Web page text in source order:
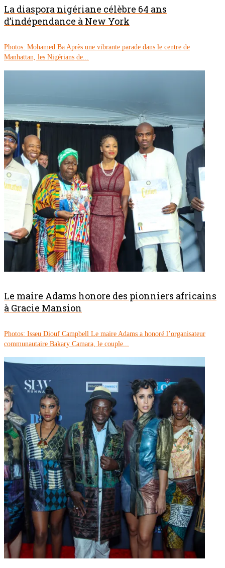
La diaspora nigériane célèbre 64 ans
d’indépendance à New York
Photos: Mohamed Ba Après une vibrante parade dans le centre de
Manhattan, les Nigérians de...
Le maire Adams honore des pionniers africains
à Gracie Mansion
Photos: Isseu Diouf Campbell Le maire Adams a honoré l’organisateur
communautaire Bakary Camara, le couple...